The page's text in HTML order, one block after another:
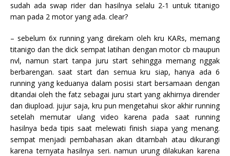
sudah ada swap rider dan hasilnya selalu 2-1 untuk titanigo
man pada 2 motor yang ada. clear?
– sebelum 6x running yang direkam oleh kru KARs, memang
titanigo dan the dick sempat latihan dengan motor cb maupun
nvl, namun start tanpa juru start sehingga memang nggak
berbarengan. saat start dan semua kru siap, hanya ada 6
running yang keduanya dalam posisi start bersamaan dengan
ditandai oleh the fatz sebagai juru start yang akhirnya dirender
dan diupload. jujur saja, kru pun mengetahui skor akhir running
setelah memutar ulang video karena pada saat running
hasilnya beda tipis saat melewati finish siapa yang menang.
sempat menjadi pembahasan akan ditambah atau dikurangi
karena ternyata hasilnya seri. namun urung dilakukan karena